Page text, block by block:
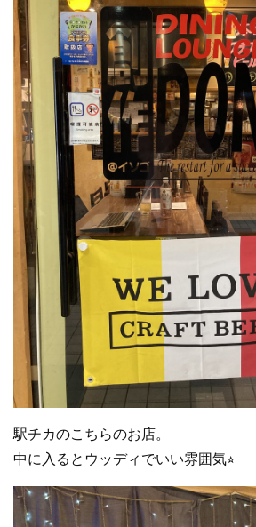
駅チカのこちらのお店。
中に入るとウッディでいい雰囲気⭐︎